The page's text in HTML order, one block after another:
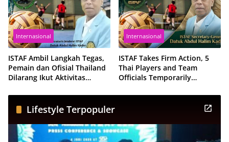
Internasional
ISTAF Ambil Langkah Tegas,
Pemain dan Ofisial Thailand
Dilarang Ikut Aktivitas
Internasional
ISTAF Takes Firm Action, 5
Thai Players and Team
Officials Temporarily
Sepaktakraw Activities
Lifestyle Terpopuler